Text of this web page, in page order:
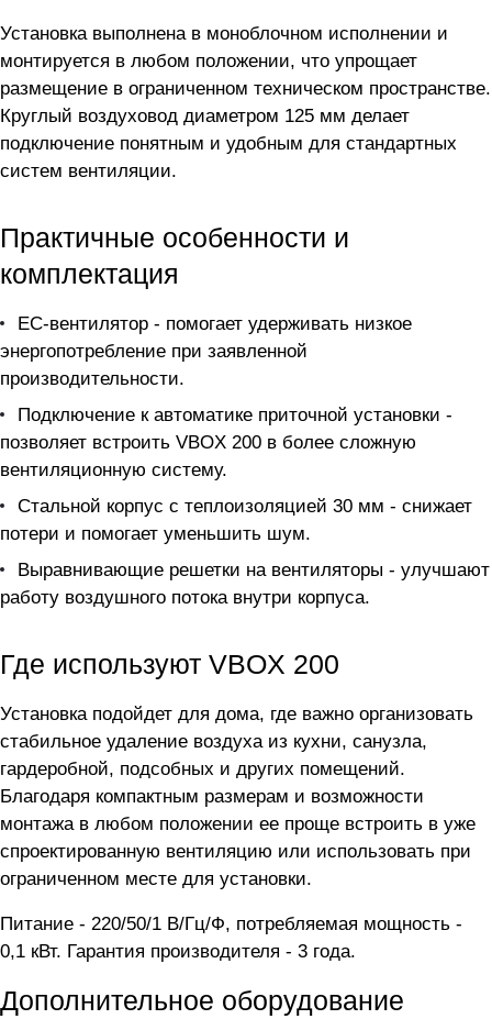
Установка выполнена в моноблочном исполнении и
монтируется в любом положении, что упрощает
размещение в ограниченном техническом пространстве.
Круглый воздуховод диаметром 125 мм делает
подключение понятным и удобным для стандартных
систем вентиляции.
Практичные особенности и
комплектация
EC-вентилятор - помогает удерживать низкое
энергопотребление при заявленной
производительности.
Подключение к автоматике приточной установки -
позволяет встроить VBOX 200 в более сложную
вентиляционную систему.
Стальной корпус с теплоизоляцией 30 мм - снижает
потери и помогает уменьшить шум.
Выравнивающие решетки на вентиляторы - улучшают
работу воздушного потока внутри корпуса.
Где используют VBOX 200
Установка подойдет для дома, где важно организовать
стабильное удаление воздуха из кухни, санузла,
гардеробной, подсобных и других помещений.
Благодаря компактным размерам и возможности
монтажа в любом положении ее проще встроить в уже
спроектированную вентиляцию или использовать при
ограниченном месте для установки.
Питание - 220/50/1 В/Гц/Ф, потребляемая мощность -
0,1 кВт. Гарантия производителя - 3 года.
Дополнительное оборудование